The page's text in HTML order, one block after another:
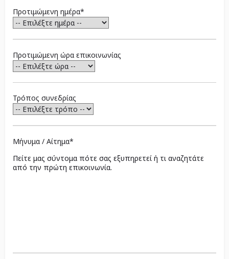
Προτιμώμενη ημέρα*
Προτιμώμενη ώρα επικοινωνίας
Τρόπος συνεδρίας
Μήνυμα / Αίτημα*